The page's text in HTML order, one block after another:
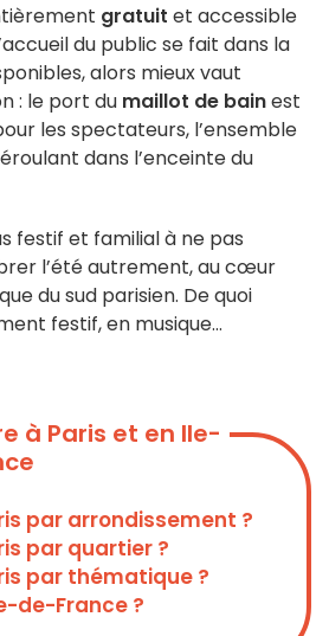
gratuit et accessible
du public se fait dans la
alors mieux vaut
: le port du maillot de bainest
les spectateurs, l’ensemble
dans l’enceinte du
festif et familial à ne pas
l’été autrement, au cœur
du sud parisien. De quoi
festif, en musique…
à Paris et en Ile-
par arrondissement ?
par quartier ?
par thématique ?
de-France ?